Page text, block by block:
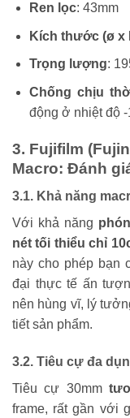
Ren lọc: 43mm
Kích thước (ø x
Trọng lượng:
Chống chịu
động ở nhiệt độ -
3. Fujifilm
Macro: Đánh
3.1. Khả năng
Với khả năng
nét tối thiểu chỉ
này cho phép bạn
đại thực tế ấn
nên hùng vĩ, lý
tiết sản phẩm.
3.2. Tiêu cự đa
Tiêu cự 30mm
frame, rất gần với